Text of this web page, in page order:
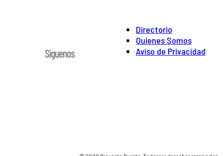
Directorio
Quienes Somos
Aviso de Privacidad
Síguenos